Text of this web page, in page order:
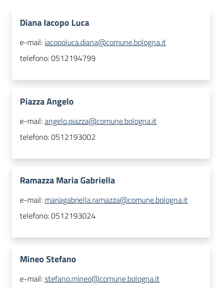
Diana Iacopo Luca
e-mail: iacopoluca.diana@comune.bologna.it
telefono:0512194799
Piazza Angelo
e-mail:angelo.piazza@comune.bologna.it
telefono:0512193002
Ramazza Maria Gabriella
e-mail: mariagabriella.ramazza@comune.bologna.it
telefono:0512193024
Mineo Stefano
e-mail:stefano.mineo@comune.bologna.it